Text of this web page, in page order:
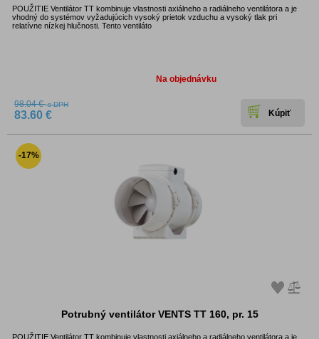
POUŽITIE Ventilátor TT kombinuje vlastnosti axiálneho a radiálneho ventilátora a je
vhodný do systémov vyžadujúcich vysoký prietok vzduchu a vysoký tlak pri
relatívne nízkej hlučnosti. Tento ventiláto
Na objednávku
98.04 €s DPH
83.60 €
-17%
Potrubný ventilátor VENTS TT 160, pr. 15
POUŽITIE Ventilátor TT kombinuje vlastnosti axiálneho a radiálneho ventilátora a je